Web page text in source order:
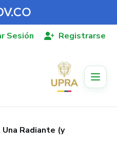
Sesión Registrarse
Radiante (y